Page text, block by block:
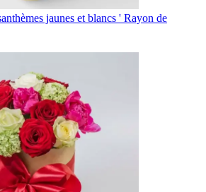
jaunes et blancs ' Rayon de